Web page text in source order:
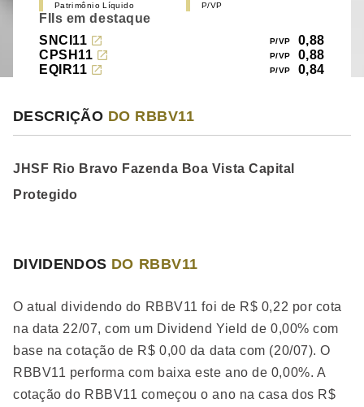
Patrimônio Líquido P/VP
FIIs em destaque
SNCI11
0,88
CPSH11
0,88
EQIR11
0,84
DESCRIÇÃO DO RBBV11
JHSF Rio Bravo Fazenda Boa Vista Capital
Protegido
DIVIDENDOS DO RBBV11
O atual dividendo do RBBV11 foi de R$ 0,22 por cota
na data 22/07, com um Dividend Yield de 0,00% com
base na cotação de R$ 0,00 da data com (20/07). O
RBBV11 performa com baixa este ano de 0,00%. A
cotação do RBBV11 começou o ano na casa dos R$